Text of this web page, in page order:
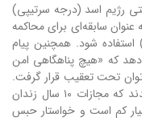
رژیم اسد (درجه سرتیپی)
عنوان سابقه‌ای برای محاکمه
استفاده شود. همچنین پیام
که «هیچ پناهگاهی امن
تحت تعقیب قرار گرفت.
با این حال، برخی از بازماندگان قربانیان معتقدند که مجازات ۱۰ سال زندان
کم است و خواستار حبس